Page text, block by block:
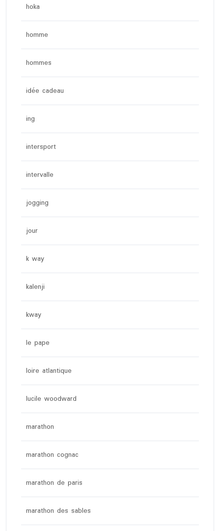
hoka
homme
hommes
idée cadeau
ing
intersport
intervalle
jogging
jour
k way
kalenji
kway
le pape
loire atlantique
lucile woodward
marathon
marathon cognac
marathon de paris
marathon des sables